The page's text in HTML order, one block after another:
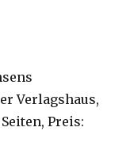
Verlagshaus,
Preis: